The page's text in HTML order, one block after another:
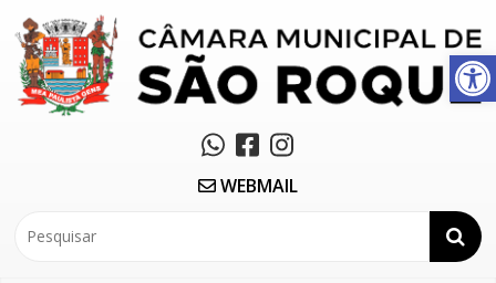
Abrir a barra de ferramentas
WEBMAIL